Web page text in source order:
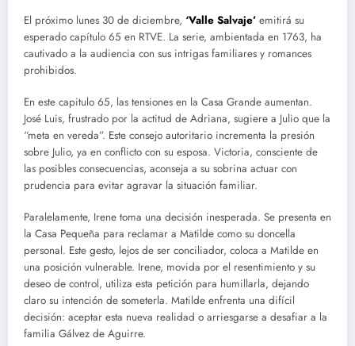
El próximo lunes 30 de diciembre, ‘Valle Salvaje’ emitirá su
esperado capítulo 65 en RTVE. La serie, ambientada en 1763, ha
cautivado a la audiencia con sus intrigas familiares y romances
prohibidos.
En este capitulo 65, las tensiones en la Casa Grande aumentan.
José Luis, frustrado por la actitud de Adriana, sugiere a Julio que la
“meta en vereda”. Este consejo autoritario incrementa la presión
sobre Julio, ya en conflicto con su esposa. Victoria, consciente de
las posibles consecuencias, aconseja a su sobrina actuar con
prudencia para evitar agravar la situación familiar.
Paralelamente, Irene toma una decisión inesperada. Se presenta en
la Casa Pequeña para reclamar a Matilde como su doncella
personal. Este gesto, lejos de ser conciliador, coloca a Matilde en
una posición vulnerable. Irene, movida por el resentimiento y su
deseo de control, utiliza esta petición para humillarla, dejando
claro su intención de someterla. Matilde enfrenta una difícil
decisión: aceptar esta nueva realidad o arriesgarse a desafiar a la
familia Gálvez de Aguirre.